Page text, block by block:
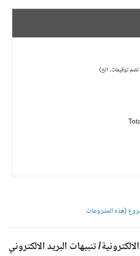
الخ)
(هذه المشروعات
تنبيهات البريد الالكتروني